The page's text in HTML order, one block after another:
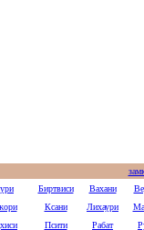
Биртвиси Вахани
Ксани Лихаури
Псити Рабат